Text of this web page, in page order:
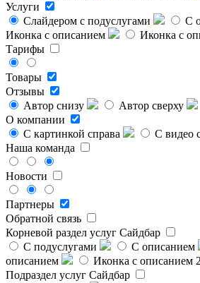
Услуги
Слайдером с подуслугами
С
Иконка с описанием
Иконка с
Тарифы
Товары
Отзывы
Автор снизу
Автор сверху
О компании
С картинкой справа
С видео
Наша команда
Новости
Партнеры
Обратной связь
Корневой раздел услуг Сайдбар
С подуслугами
С описанием
описанием
Иконка с описанием 2
Подраздел услуг Сайдбар